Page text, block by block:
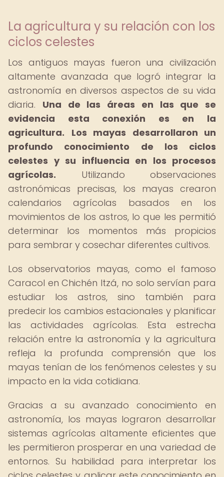
La agricultura y su relación con los
ciclos celestes
Los antiguos mayas fueron una civilización
altamente avanzada que logró integrar la
astronomía en diversos aspectos de su vida
diaria. Una de las áreas en las que se
evidencia esta conexión es en la
agricultura.
Los mayas desarrollaron un
profundo conocimiento de los ciclos
celestes y su influencia en los procesos
agrícolas. Utilizando observaciones
astronómicas precisas, los mayas crearon
calendarios agrícolas basados en los
movimientos de los astros, lo que les permitió
determinar los momentos más propicios
para sembrar y cosechar diferentes cultivos.
Los observatorios mayas, como el famoso
Caracol en Chichén Itzá, no solo servían para
estudiar los astros, sino también para
predecir los cambios estacionales y planificar
las actividades agrícolas. Esta estrecha
relación entre la astronomía y la agricultura
refleja la profunda comprensión que los
mayas tenían de los fenómenos celestes y su
impacto en la vida cotidiana.
Gracias a su avanzado conocimiento en
astronomía, los mayas lograron desarrollar
sistemas agrícolas altamente eficientes que
les permitieron prosperar en una variedad de
entornos. Su habilidad para interpretar los